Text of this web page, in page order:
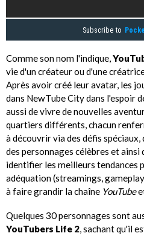
Subscribe to
Comme son nom l'indique,
vie d'un créateur ou d'une
Après avoir créé leur avatar, les
dans NewTube City dans l'espoir
aussi de vivre de nouvelles
quartiers différents, chacun
à découvrir via des défis
des personnages célèbres et
identifier les meilleurs tendances
adéquation (streamings,
à faire grandir la chaîne YouTube
Quelques 30 personnages sont
YouTubers Life 2, sachant qu'il